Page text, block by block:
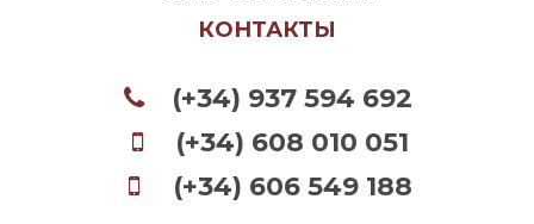
КОНТАКТЫ
(+34) 937 594 692
(+34) 608 010 051
(+34) 606 549 188